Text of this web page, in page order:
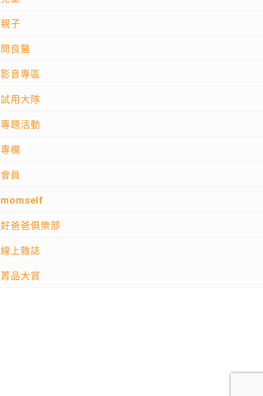
親子
問良醫
影音專區
試用大隊
專題活動
專欄
會員
momself
好爸爸俱樂部
線上雜誌
菁品大賞